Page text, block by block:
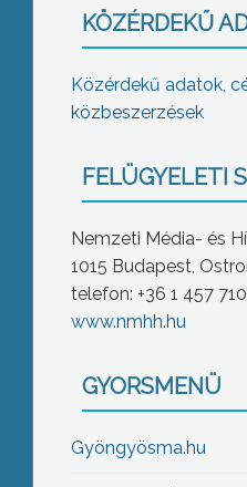
KÖZÉRDEKŰ
Közérdekű adatok,
közbeszerzések
FELÜGYELETI
Nemzeti Média- és
1015 Budapest,
telefon: +36 1 457
www.nmhh.hu
GYORSMENÜ
Gyöngyösma.hu